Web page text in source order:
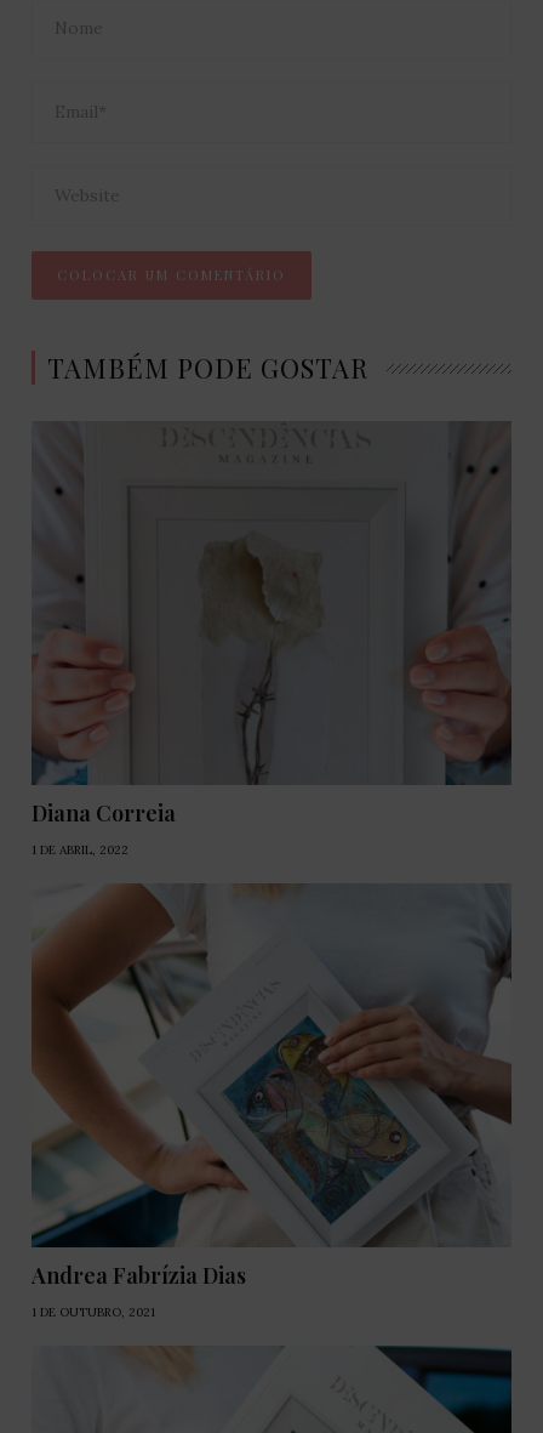
TAMBÉM PODE GOSTAR
Diana Correia
1 DE ABRIL, 2022
Andrea Fabrízia Dias
1 DE OUTUBRO, 2021